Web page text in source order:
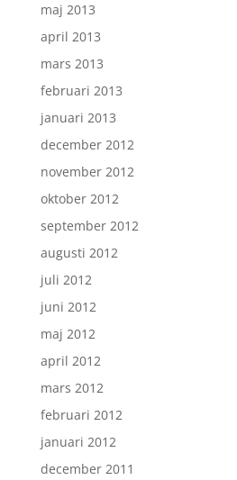
maj 2013
april 2013
mars 2013
februari 2013
januari 2013
december 2012
november 2012
oktober 2012
september 2012
augusti 2012
juli 2012
juni 2012
maj 2012
april 2012
mars 2012
februari 2012
januari 2012
december 2011